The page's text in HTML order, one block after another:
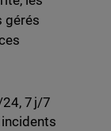
gérés
7 j/7